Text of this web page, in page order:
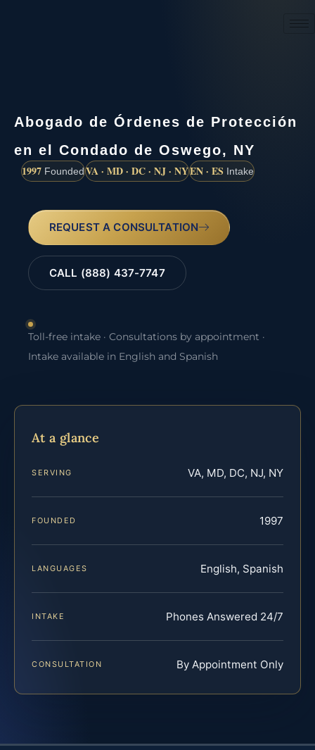
Abogado de Órdenes de Protección
en el Condado de Oswego, NY
1997 FoundedVA · MD · DC · NJ · NYEN · ES Intake
REQUEST A CONSULTATION
CALL (888) 437-7747
Toll-free intake · Consultations by appointment ·
Intake available in English and Spanish
At a glance
SERVING VA, MD, DC, NJ, NY
FOUNDED 1997
LANGUAGES English, Spanish
INTAKE Phones Answered 24/7
CONSULTATION By Appointment Only